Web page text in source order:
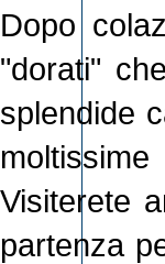
Dopo
"dorati"
splendide
Visiterete
partenza